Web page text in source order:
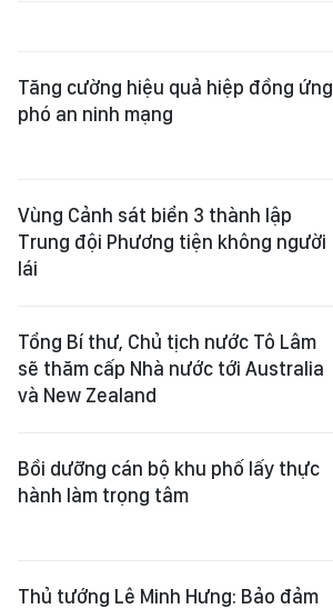
Tăng cường hiệu quả hiệp đồng ứng
phó an ninh mạng
Vùng Cảnh sát biển 3 thành lập
Trung đội Phương tiện không người
lái
Tổng Bí thư, Chủ tịch nước Tô Lâm
sẽ thăm cấp Nhà nước tới Australia
và New Zealand
Bồi dưỡng cán bộ khu phố lấy thực
hành làm trọng tâm
Thủ tướng Lê Minh Hưng: Bảo đảm